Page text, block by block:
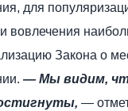
для
вовлечения
Закона о
— Мы видим,
—